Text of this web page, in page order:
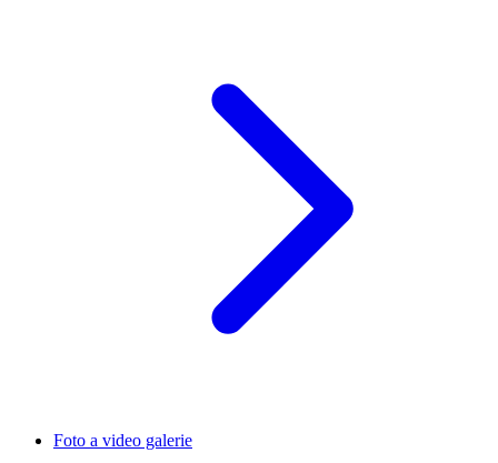
Foto a video galerie